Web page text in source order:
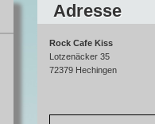
Adresse
Rock Cafe Kiss
Lotzenäcker 35
72379 Hechingen